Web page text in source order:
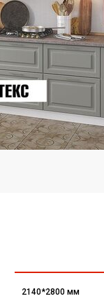
2140*2800 мм